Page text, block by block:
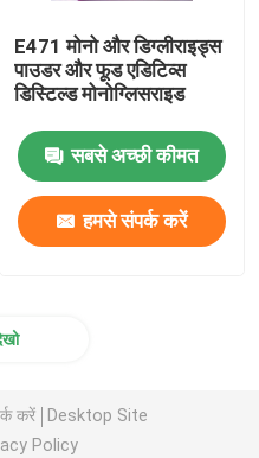
E471 मोनो और डिग्लीराइड्स
पाउडर और फूड एडिटिव्स
डिस्टिल्ड मोनोग्लिसराइड
सबसे अच्छी कीमत
हमसे संपर्क करें
करें
Desktop Site
Policy